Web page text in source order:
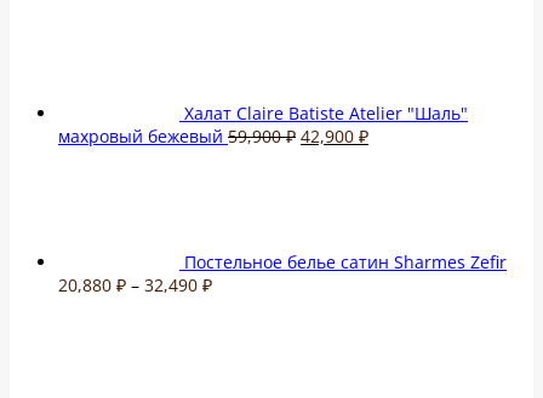
Халат Claire Batiste Atelier "Шаль"
махровый бежевый 59,900₽ Первоначальная
42,900 ₽Текущая
Постельное белье сатин Sharmes Zefir
20,880 ₽ – 32,490 ₽Диапазон